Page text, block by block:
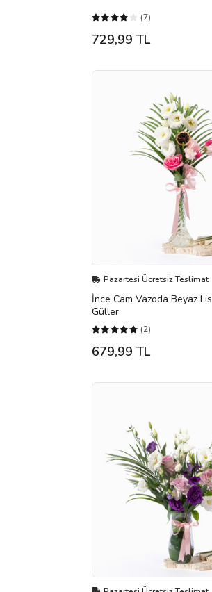
(7)
729,99 TL
Pazartesi Ücretsiz Teslimat
İnce Cam Vazoda Beyaz
Güller
(2)
679,99 TL